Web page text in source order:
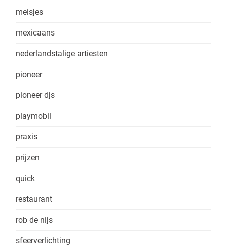
meisjes
mexicaans
nederlandstalige artiesten
pioneer
pioneer djs
playmobil
praxis
prijzen
quick
restaurant
rob de nijs
sfeerverlichting